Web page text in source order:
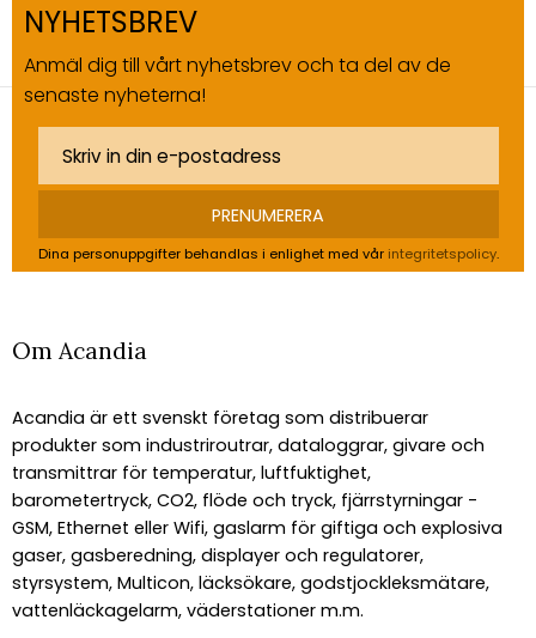
NYHETSBREV
Anmäl dig till vårt nyhetsbrev och ta del av de
senaste nyheterna!
PRENUMERERA
Dina personuppgifter behandlas i enlighet med vår integritetspolicy.
Om Acandia
Acandia är ett svenskt företag som distribuerar
produkter som industriroutrar, dataloggrar, givare och
transmittrar för temperatur, luftfuktighet,
barometertryck, CO2, flöde och tryck, fjärrstyrningar -
GSM, Ethernet eller Wifi, gaslarm för giftiga och explosiva
gaser, gasberedning, displayer och regulatorer,
styrsystem, Multicon, läcksökare, godstjockleksmätare,
vattenläckagelarm, väderstationer m.m.